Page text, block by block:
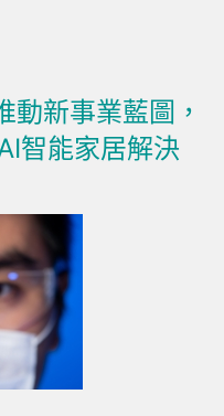
動新事業藍圖，
智能家居解決